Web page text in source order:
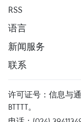
RSS
语言
新闻服务
联系
许可证号：信息与
BTTTT。